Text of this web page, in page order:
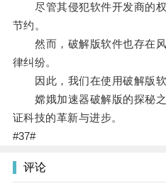
尽管其侵犯软件开发商的权
节约。
然而，破解版软件也存在风
律纠纷。
因此，我们在使用破解版软
嫦娥加速器破解版的探秘之
证科技的革新与进步。
#37#
评论